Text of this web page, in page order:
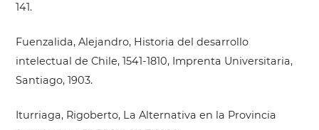
141.
Fuenzalida, Alejandro, Historia del desarrollo
intelectual de Chile, 1541-1810, Imprenta Universitaria,
Santiago, 1903.
Iturriaga, Rigoberto, La Alternativa en la Provincia